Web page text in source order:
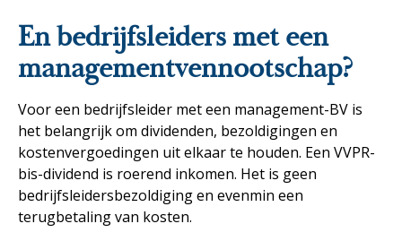
En bedrijfsleiders met een
managementvennootschap?
Voor een bedrijfsleider met een management-BV is
het belangrijk om dividenden, bezoldigingen en
kostenvergoedingen uit elkaar te houden. Een VVPR-
bis-dividend is roerend inkomen. Het is geen
bedrijfsleidersbezoldiging en evenmin een
terugbetaling van kosten.